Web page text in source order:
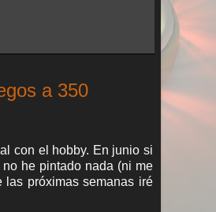
a 350
con el hobby. En junio si
he pintado nada (ni me
las próximas semanas iré